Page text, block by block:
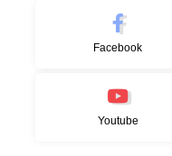
Facebook
Youtube